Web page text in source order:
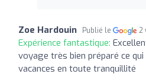
Zoe Hardouin Publié le 2
Expérience fantastique:
voyage très bien préparé ce
vacances en toute tranquillité